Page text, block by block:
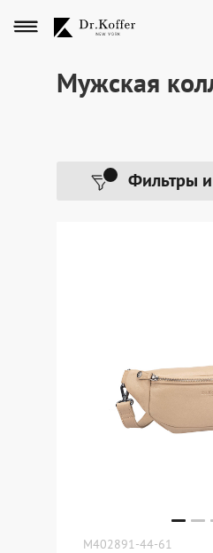
Мужская
Dr.Koffer Outlet
Мужская
Фильтры
M402891-44-61